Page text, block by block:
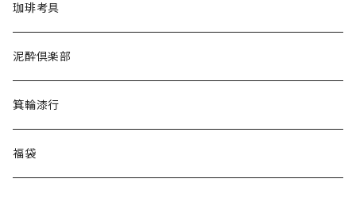
珈琲考具
泥酔倶楽部
箕輪漆行
福袋